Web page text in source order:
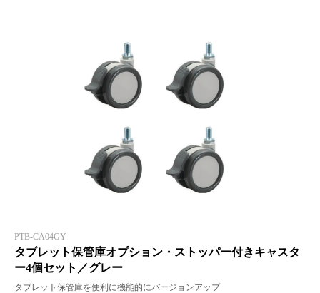
PTB-CA04GY
タブレット保管庫オプション・ストッパー付きキャスタ
ー4個セット／グレー
タブレット保管庫を便利に機能的にバージョンアップ